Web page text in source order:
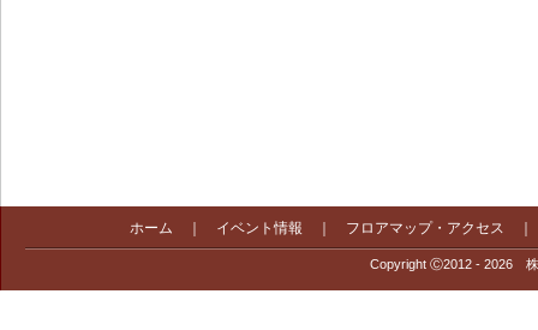
ホーム イベント情報 フロアマップ・アクセス
Copyright Ⓒ2012 - 2026 株